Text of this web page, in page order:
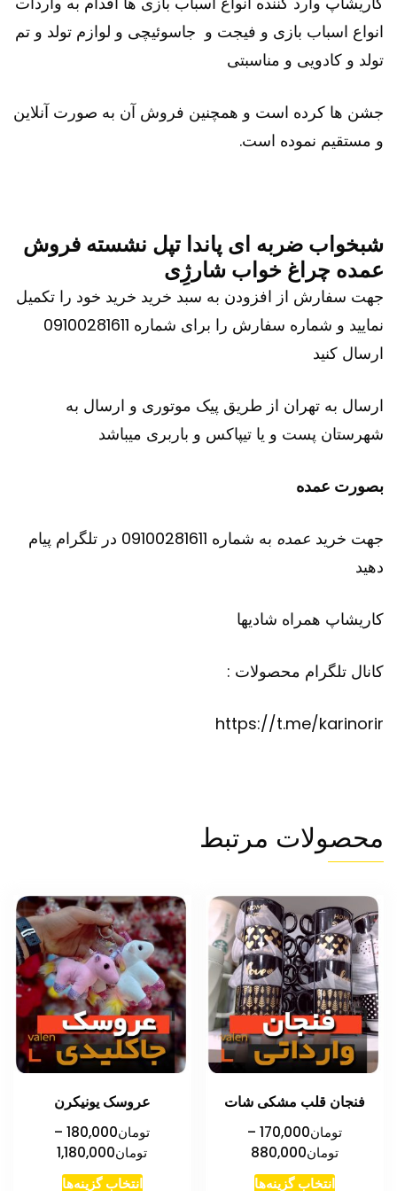
انواع اسباب بازی و فیجت و جاسوئیچی و لوازم تولد و تم
تولد و کادویی و مناسبتی
جشن ها کرده است و همچنین فروش آن به صورت آنلاین
و مستقیم نموده است.
شبخواب ضربه ای پاندا تپل نشسته فروش
عمده چراغ خواب شارژِی
جهت سفارش از افزودن به سبد خرید خرید خود را تکمیل
نمایید و شماره سفارش را برای شماره 09100281611
ارسال کنید
ارسال به تهران از طریق پیک موتوری و ارسال به
شهرستان پست و یا تیپاکس و باربری میباشد
بصورت عمده
جهت خرید عمده
به شماره 09100281611 در تلگرام پیام
دهید
کاریشاپ همراه شادیها
کانال تلگرام محصولات :
https://t.me/karinorir
محصولات مرتبط
فنجان قلب مشکی شات
تومان170,000
–
تومان880,000محدوده
انتخاب گزینه‌هااین
عروسک یونیکرن
تومان180,000
–
تومان1,180,000محدوده
انتخاب گزینه‌هااین